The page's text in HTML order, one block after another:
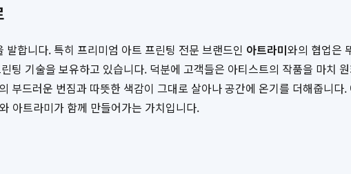
합니다. 특히 프리미엄 아트 프린팅 전문 브랜드인 아트라미와의 협업은
팅 기술을 보유하고 있습니다. 덕분에 고객들은 아티스트의 작품을 마치
부드러운 번짐과 따뜻한 색감이 그대로 살아나 공간에 온기를 더해줍니
아트라미가 함께 만들어가는 가치입니다.